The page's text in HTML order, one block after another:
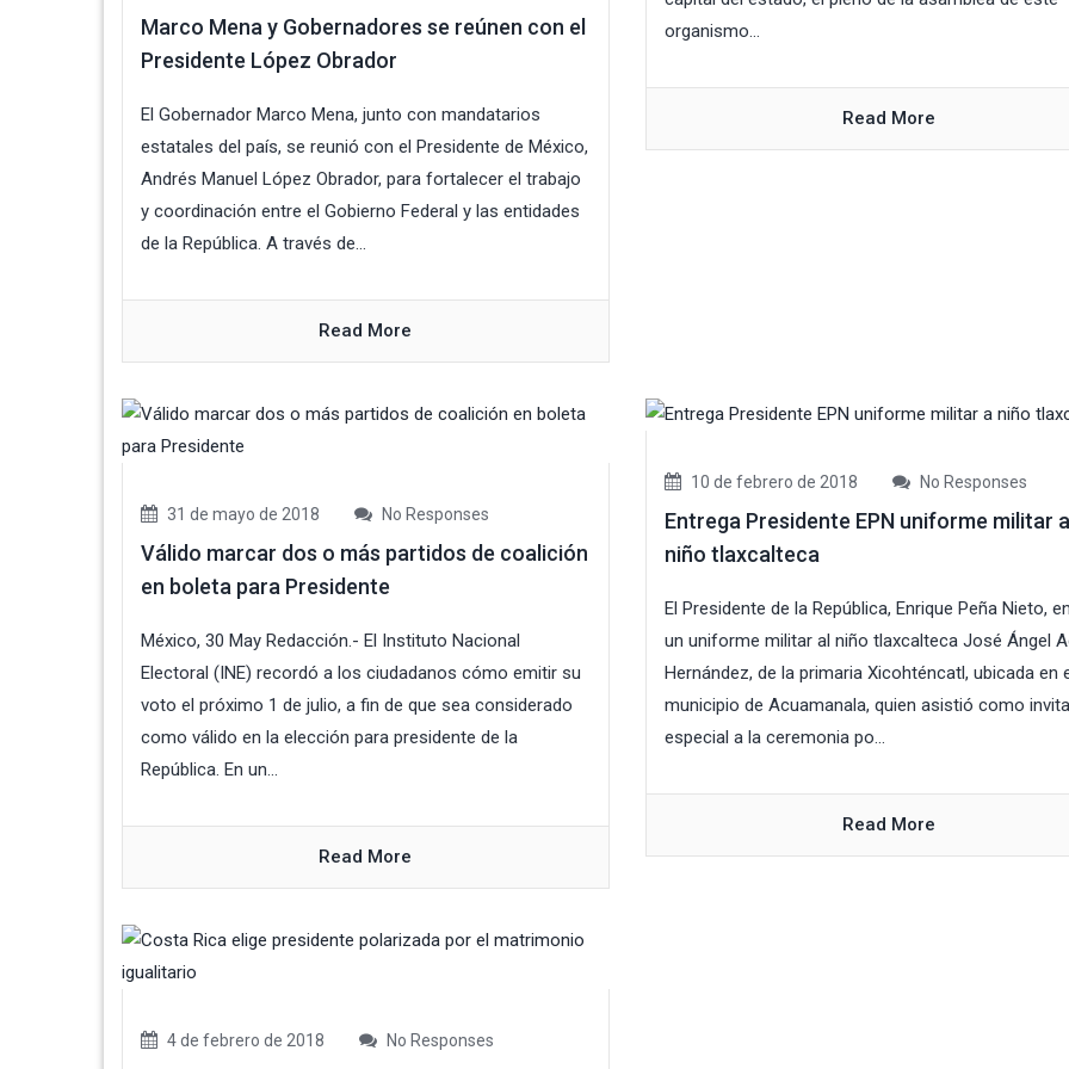
Marco Mena y Gobernadores se reúnen con el
Presidente López Obrador
El Gobernador Marco Mena, junto con mandatarios
estatales del país, se reunió con el Presidente de México,
Andrés Manuel López Obrador, para fortalecer el trabajo
y coordinación entre el Gobierno Federal y las entidades
de la República. A través de...
Read More
organismo...
Read More
31 de mayo de 2018 No Responses
Válido marcar dos o más partidos de coalición
en boleta para Presidente
México, 30 May Redacción.- El Instituto Nacional
Electoral (INE) recordó a los ciudadanos cómo emitir su
voto el próximo 1 de julio, a fin de que sea considerado
como válido en la elección para presidente de la
República. En un...
Read More
10 de febrero de 2018 No Responses
Entrega Presidente EPN uniforme militar a
niño tlaxcalteca
El Presidente de la República, Enrique Peña Nieto,
un uniforme militar al niño tlaxcalteca José Ángel
Hernández, de la primaria Xicohténcatl, ubicada en
municipio de Acuamanala, quien asistió como
especial a la ceremonia po...
Read More
4 de febrero de 2018 No Responses